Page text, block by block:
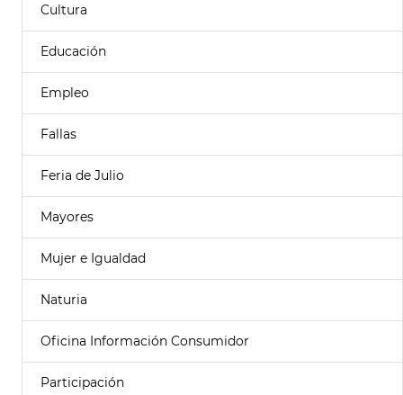
Cultura
Educación
Empleo
Fallas
Feria de Julio
Mayores
Mujer e Igualdad
Naturia
Oficina Información Consumidor
Participación